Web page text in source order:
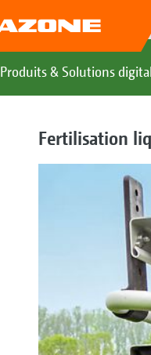
Produits & Solutions
Fertilisation